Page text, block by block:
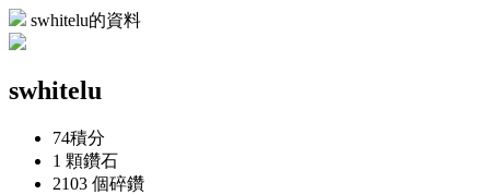
swhitelu的資料
swhitelu
74積分
1 顆鑽石
2103 個碎鑽